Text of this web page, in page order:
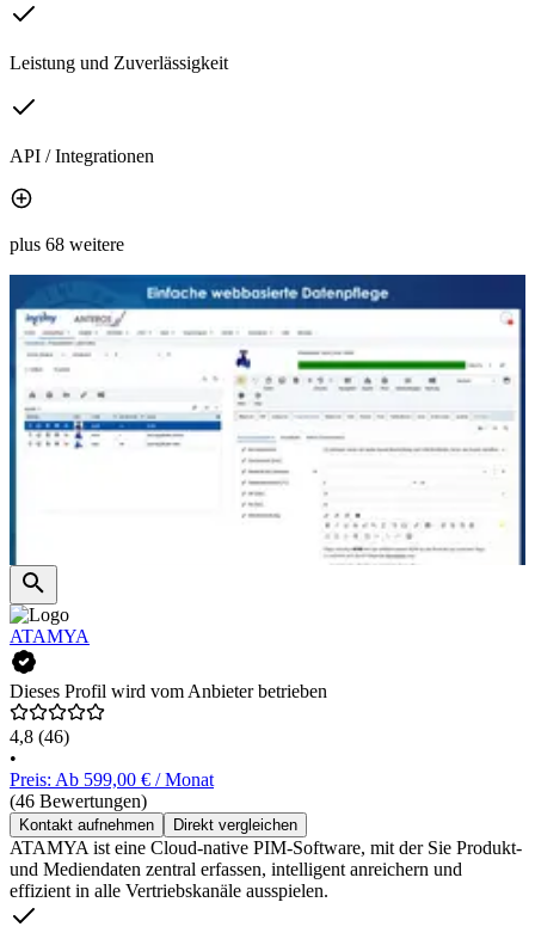
Leistung und Zuverlässigkeit
API / Integrationen
plus 68 weitere
ATAMYA
Dieses Profil wird vom Anbieter betrieben
4,8 (46)
•
Preis: Ab 599,00 € / Monat
(46 Bewertungen)
Kontakt aufnehmen Direkt vergleichen
ATAMYA ist eine Cloud-native PIM-Software, mit der Sie Produkt-
und Mediendaten zentral erfassen, intelligent anreichern und
effizient in alle Vertriebskanäle ausspielen.